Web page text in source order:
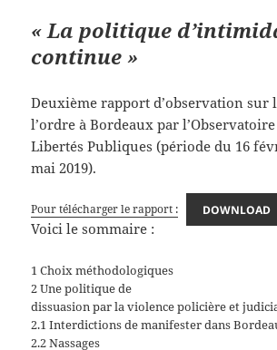
« La politique
continue »
Deuxième rapport d’observation sur
l’ordre à Bordeaux par
Libertés Publiques (période du 16
mai 2019).
Pour télécharger le rapport : DOWNLOAD
Voici le sommaire :
1 Choix méthodologiques
2 Une politique de
dissuasion par la violence policière et
2.1 Interdictions de manifester dans
2.2 Nassages